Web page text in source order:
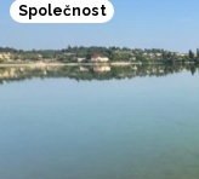
Společnost